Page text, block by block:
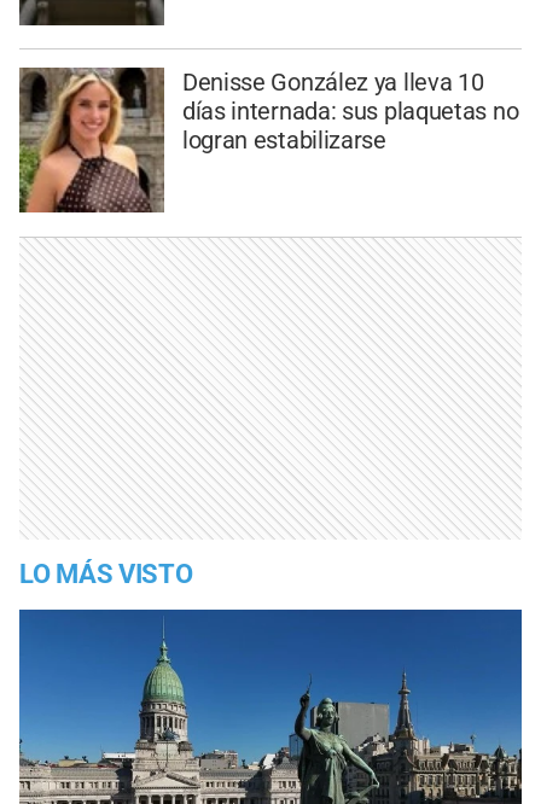
Denisse González ya lleva 10
días internada: sus plaquetas no
logran estabilizarse
LO MÁS VISTO